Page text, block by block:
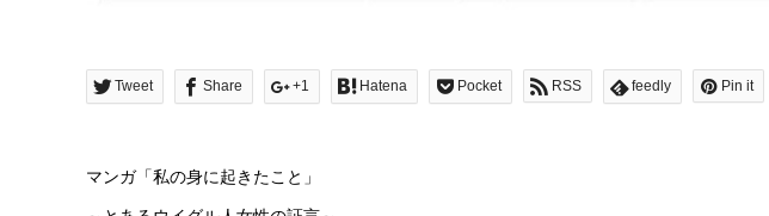
Tweet Share +1 Hatena Pocket RSS feedly Pin it
マンガ「私の身に起きたこと」